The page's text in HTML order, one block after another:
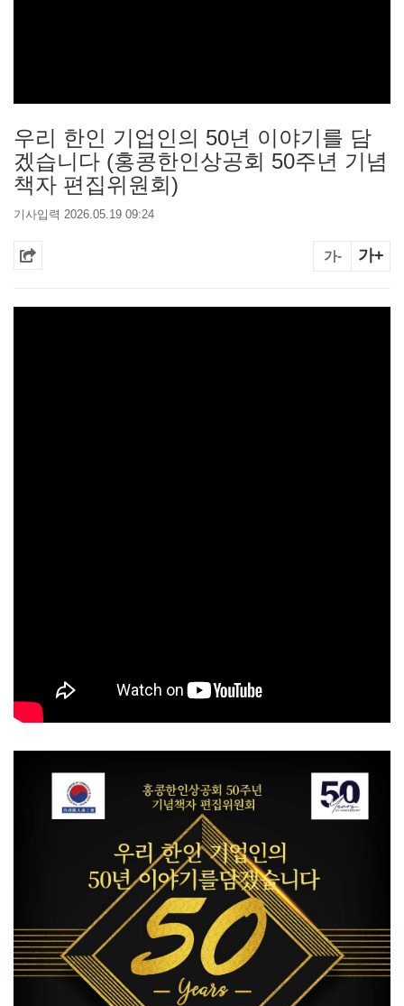
우리 한인 기업인의 50년 이야기를 담
겠습니다 (홍콩한인상공회 50주년 기념
책자 편집위원회)
기사입력 2026.05.19 09:24
가- 가+